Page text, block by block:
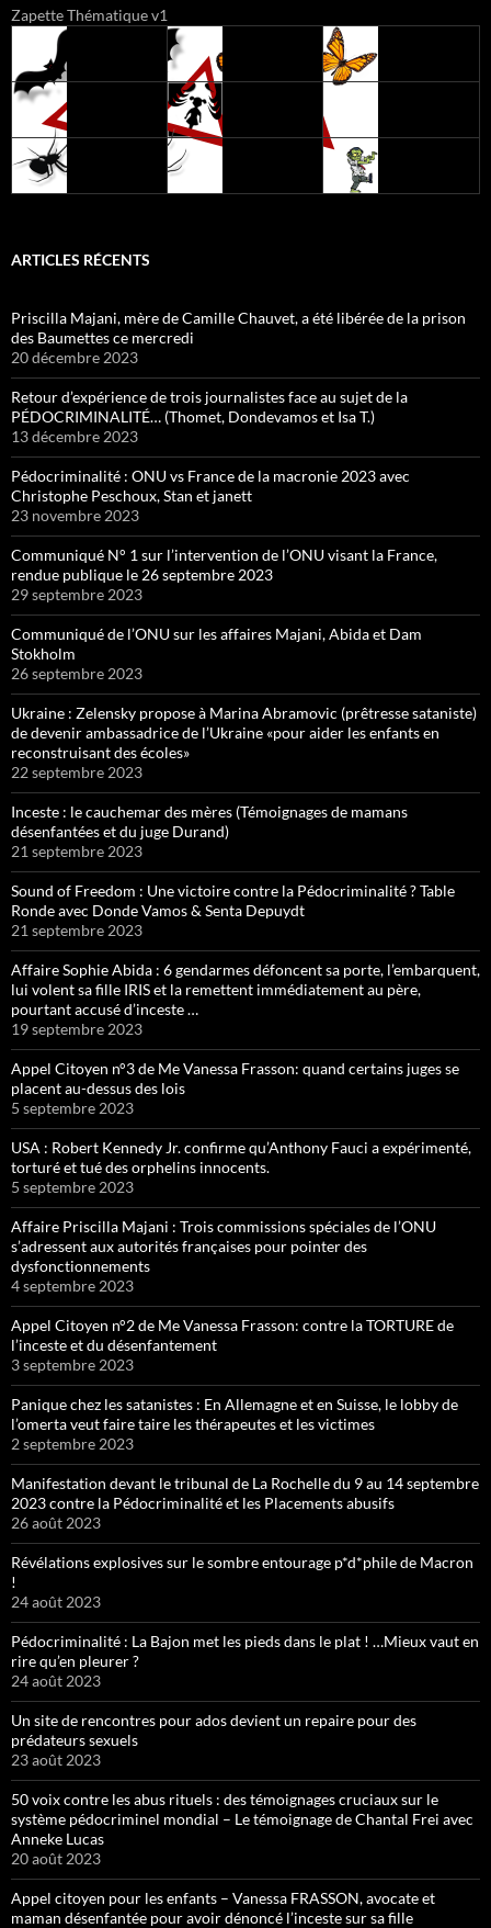
Zapette Thématique v1
ARTICLES RÉCENTS
Priscilla Majani, mère de Camille Chauvet, a été libérée de la prison
des Baumettes ce mercredi
20 décembre 2023
Retour d’expérience de trois journalistes face au sujet de la
PÉDOCRIMINALITÉ… (Thomet, Dondevamos et Isa T.)
13 décembre 2023
Pédocriminalité : ONU vs France de la macronie 2023 avec
Christophe Peschoux, Stan et janett
23 novembre 2023
Communiqué N° 1 sur l’intervention de l’ONU visant la France,
rendue publique le 26 septembre 2023
29 septembre 2023
Communiqué de l’ONU sur les affaires Majani, Abida et Dam
Stokholm
26 septembre 2023
Ukraine : Zelensky propose à Marina Abramovic (prêtresse sataniste)
de devenir ambassadrice de l’Ukraine «pour aider les enfants en
reconstruisant des écoles»
22 septembre 2023
Inceste : le cauchemar des mères (Témoignages de mamans
désenfantées et du juge Durand)
21 septembre 2023
Sound of Freedom : Une victoire contre la Pédocriminalité ? Table
Ronde avec Donde Vamos & Senta Depuydt
21 septembre 2023
Affaire Sophie Abida : 6 gendarmes défoncent sa porte, l’embarquent,
lui volent sa fille IRIS et la remettent immédiatement au père,
pourtant accusé d’inceste …
19 septembre 2023
Appel Citoyen n°3 de Me Vanessa Frasson: quand certains juges se
placent au-dessus des lois
5 septembre 2023
USA : Robert Kennedy Jr. confirme qu’Anthony Fauci a expérimenté,
torturé et tué des orphelins innocents.
5 septembre 2023
Affaire Priscilla Majani : Trois commissions spéciales de l’ONU
s’adressent aux autorités françaises pour pointer des
dysfonctionnements
4 septembre 2023
Appel Citoyen n°2 de Me Vanessa Frasson: contre la TORTURE de
l’inceste et du désenfantement
3 septembre 2023
Panique chez les satanistes : En Allemagne et en Suisse, le lobby de
l’omerta veut faire taire les thérapeutes et les victimes
2 septembre 2023
Manifestation devant le tribunal de La Rochelle du 9 au 14 septembre
2023 contre la Pédocriminalité et les Placements abusifs
26 août 2023
Révélations explosives sur le sombre entourage p*d*phile de Macron
!
24 août 2023
Pédocriminalité : La Bajon met les pieds dans le plat ! …Mieux vaut en
rire qu’en pleurer ?
24 août 2023
Un site de rencontres pour ados devient un repaire pour des
prédateurs sexuels
23 août 2023
50 voix contre les abus rituels : des témoignages cruciaux sur le
système pédocriminel mondial – Le témoignage de Chantal Frei avec
Anneke Lucas
20 août 2023
Appel citoyen pour les enfants – Vanessa FRASSON, avocate et
maman désenfantée pour avoir dénoncé l’inceste sur sa fille